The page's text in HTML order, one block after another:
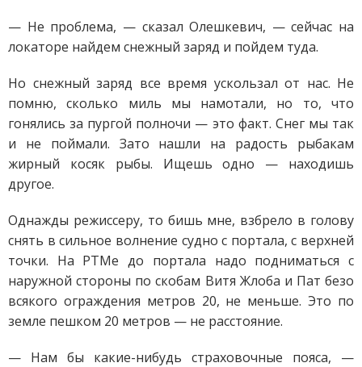
— Не проблема, — сказал Олешкевич, — сейчас на
локаторе найдем снежный заряд и пойдем туда.
Но снежный заряд все время ускользал от нас. Не
помню, сколько миль мы намотали, но то, что
гонялись за пургой полночи — это факт. Снег мы так
и не поймали. Зато нашли на радость рыбакам
жирный косяк рыбы. Ищешь одно — находишь
другое.
Однажды режиссеру, то бишь мне, взбрело в голову
снять в сильное волнение судно с портала, с верхней
точки. На РТМе до портала надо подниматься с
наружной стороны по скобам Витя Жлоба и Пат безо
всякого ограждения метров 20, не меньше. Это по
земле пешком 20 метров — не расстояние.
— Нам бы какие-нибудь страховочные пояса, —